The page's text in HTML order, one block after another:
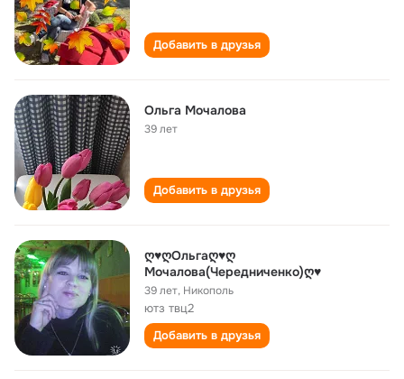
Добавить в друзья
Ольга Мочалова
39 лет
Добавить в друзья
ღ♥ღОльгаღ♥ღ
Мочалова(Чередниченко)ღ♥
39 лет, Никополь
ютз твц2
Добавить в друзья